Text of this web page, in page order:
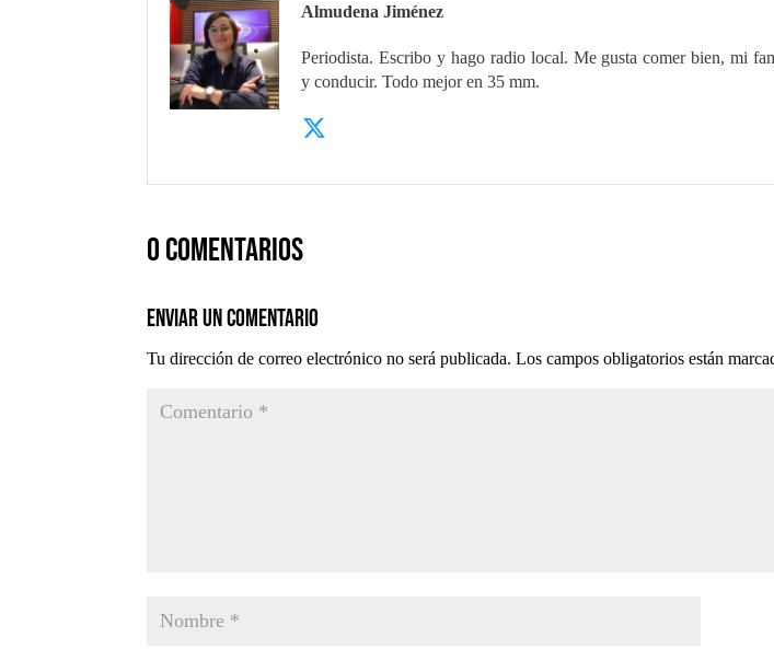
Almudena Jiménez
Periodista. Escribo y hago radio local. Me gusta comer bien, mi
y conducir. Todo mejor en 35 mm.
0 comentarios
Enviar un comentario
Tu dirección de correo electrónico no será publicada. Los campos obligatorios están